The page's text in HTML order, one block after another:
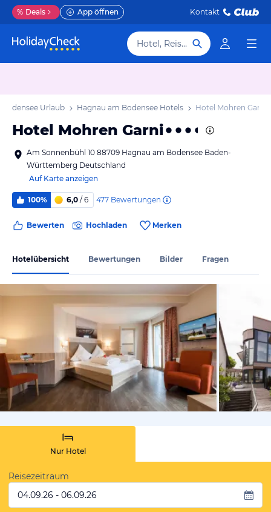
% Deals App öffnen Kontakt
Hotel, Reiseziel
Urlaub Hagnau am Bodensee Hotels Hotel Mohren Garni
Hotel Mohren Garni
Am Sonnenbühl 10 88709 Hagnau am Bodensee Baden-
Württemberg Deutschland
Auf Karte anzeigen
100% 6,0 / 6 477 Bewertungen
Bewerten Hochladen Merken
Hotelübersicht Bewertungen Bilder Fragen
vom
Nur Hotel
Reisezeitraum
04.09.26 - 06.09.26